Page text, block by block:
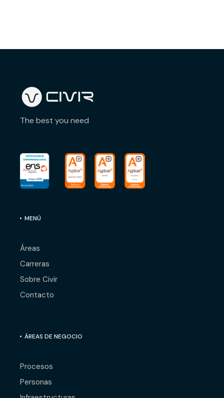
The best you need
MENÚ
Áreas
Carreras
Sobre Civir
Contacto
ÁREAS DE NEGOCIO
Procesos
Personas